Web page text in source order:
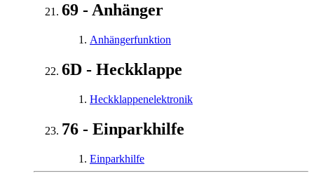
69 - Anhänger
Anhängerfunktion
6D - Heckklappe
Heckklappenelektronik
76 - Einparkhilfe
Einparkhilfe